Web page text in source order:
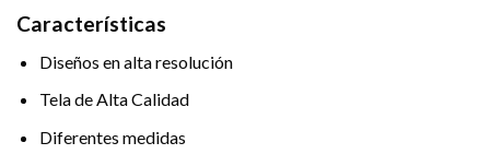
Características
Diseños en alta resolución
Tela de Alta Calidad
Diferentes medidas